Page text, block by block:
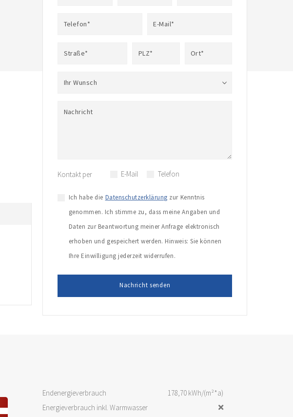
Telefon* E-Mail*
Straße* PLZ* Ort*
Ihr Wunsch
Nachricht
Kontakt per E-Mail Telefon
Ich habe die Datenschutzerklärung zur Kenntnis
genommen. Ich stimme zu, dass meine Angaben und
Daten zur Beantwortung meiner Anfrage elektronisch
erhoben und gespeichert werden. Hinweis: Sie können
Ihre Einwilligung jederzeit widerrufen.
Endenergieverbrauch
178,70 kWh/(m²*a)
Energieverbrauch inkl. Warmwasser